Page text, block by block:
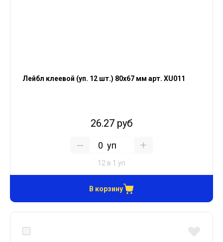
Лейбл клеевой (уп. 12 шт.) 80х67 мм арт. XU011
26.27 руб
уп
12 в 1 уп
В корзину